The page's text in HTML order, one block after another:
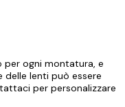
per ogni montatura, e
delle lenti può essere
per personalizzare